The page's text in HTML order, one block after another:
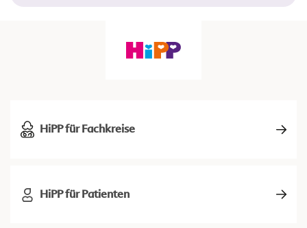
HiPP für Fachkreise
HiPP für Patienten